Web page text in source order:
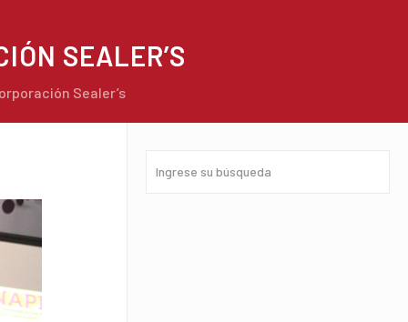
SEALER’S
Sealer’s